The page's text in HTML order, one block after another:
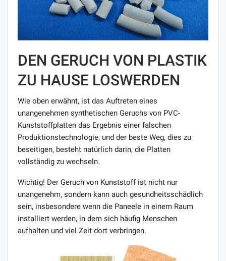
DEN GERUCH VON PLASTIK
ZU HAUSE LOSWERDEN
Wie oben erwähnt, ist das Auftreten eines
unangenehmen synthetischen Geruchs von PVC-
Kunststoffplatten das Ergebnis einer falschen
Produktionstechnologie, und der beste Weg, dies zu
beseitigen, besteht natürlich darin, die Platten
vollständig zu wechseln.
Wichtig! Der Geruch von Kunststoff ist nicht nur
unangenehm, sondern kann auch gesundheitsschädlich
sein, insbesondere wenn die Paneele in einem Raum
installiert werden, in dem sich häufig Menschen
aufhalten und viel Zeit dort verbringen.